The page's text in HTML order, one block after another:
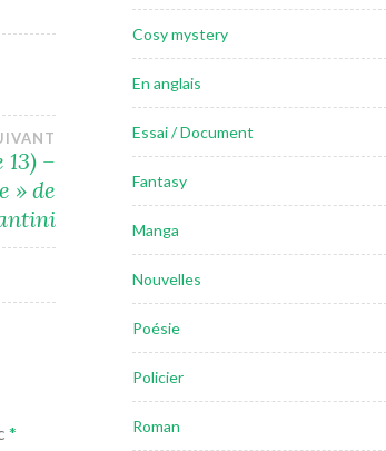
–
» de
*
Cosy mystery
En anglais
Essai / Document
Fantasy
Manga
Nouvelles
Poésie
Policier
Roman